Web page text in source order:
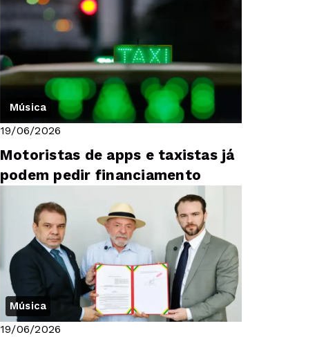
Música
19/06/2026
Motoristas de apps e taxistas já
podem pedir financiamento
Música
19/06/2026